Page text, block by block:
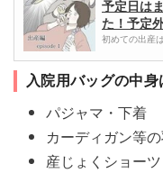
予定日は
た！予定
初めての出産
入院用バッグの中
パジャマ・下着
カーディガン等
産じょくショーツ